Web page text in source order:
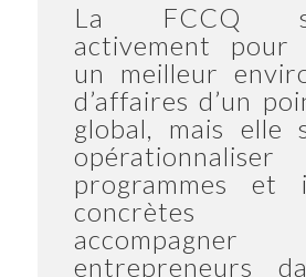
La FCCQ
activement pour
un meilleur
d’affaires d’un
global, mais elle
programmes et
entrepreneurs